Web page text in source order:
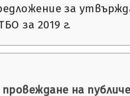
за
за 2019 г.
провеждане на